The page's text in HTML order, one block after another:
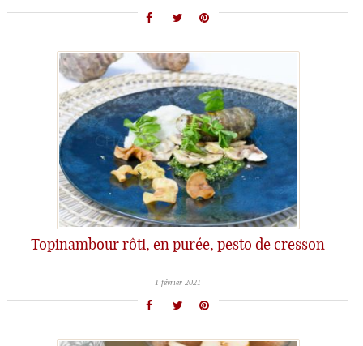
Topinambour rôti, en purée, pesto de cresson
1 février 2021